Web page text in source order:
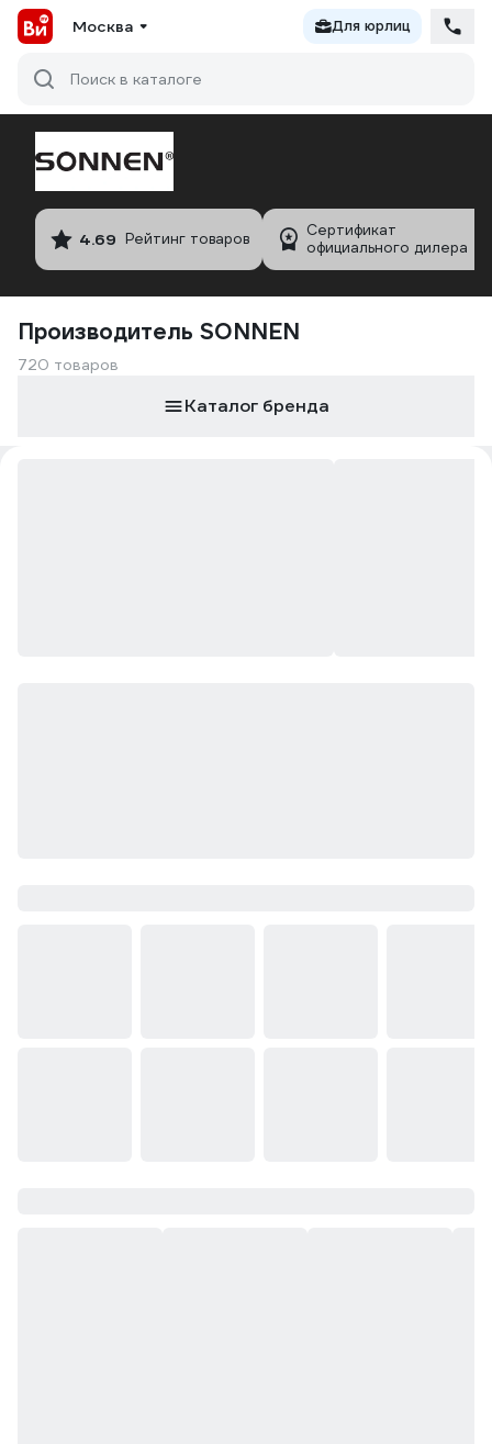
Москва Для юрлиц
Поиск в каталоге
4.69 Рейтинг товаров
Сертификат
официального дилера
Производитель SONNEN
720 товаров
Каталог бренда